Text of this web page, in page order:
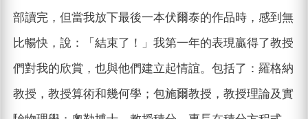
部讀完，但當我放下最後一本伏爾泰的作品時，感到無
比暢快，說：「結束了！」我第一年的表現贏得了教授
們對我的欣賞，也與他們建立起情誼。包括了：羅格納
教授，教授算術和幾何學；包施爾教授，教授理論及實